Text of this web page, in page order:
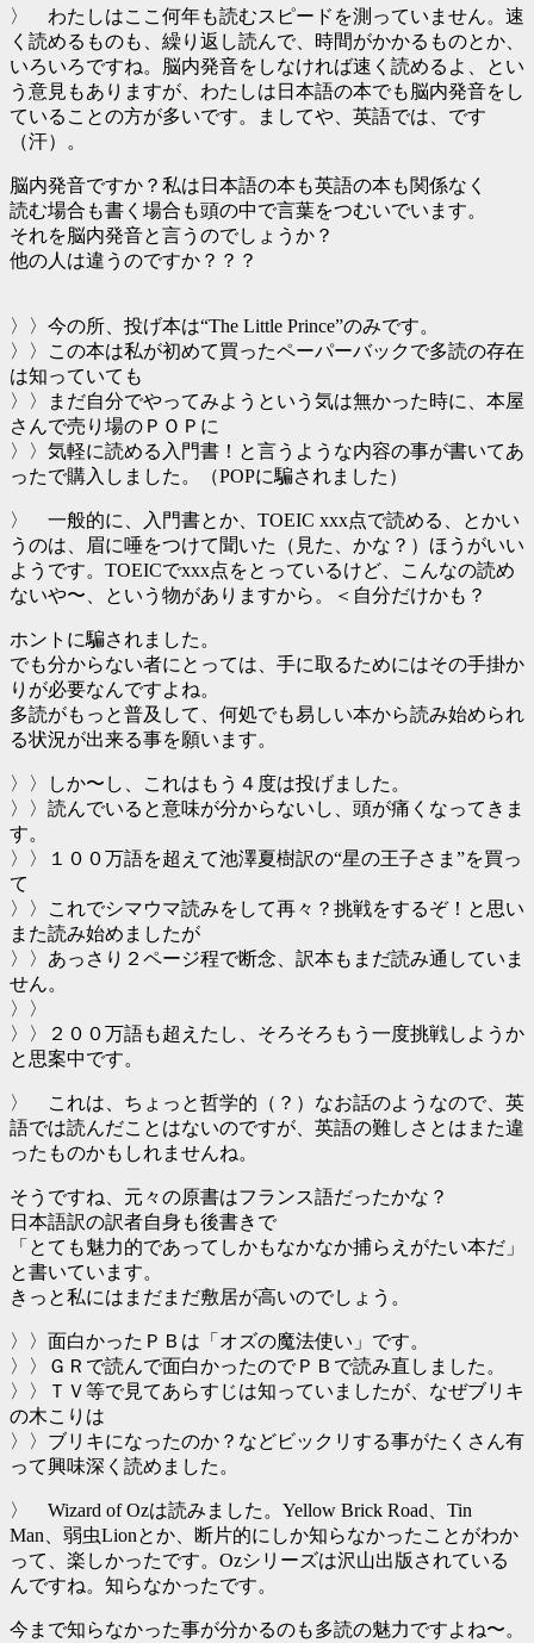
〉 わたしはここ何年も読むスピードを測っていません。速
く読めるものも、繰り返し読んで、時間がかかるものとか、
いろいろですね。脳内発音をしなければ速く読めるよ、とい
う意見もありますが、わたしは日本語の本でも脳内発音をし
ていることの方が多いです。ましてや、英語では、です
（汗）。
脳内発音ですか？私は日本語の本も英語の本も関係なく
読む場合も書く場合も頭の中で言葉をつむいでいます。
それを脳内発音と言うのでしょうか？
他の人は違うのですか？？？
〉〉今の所、投げ本は“The Little Prince”のみです。
〉〉この本は私が初めて買ったペーパーバックで多読の存在
は知っていても
〉〉まだ自分でやってみようという気は無かった時に、本屋
さんで売り場のＰＯＰに
〉〉気軽に読める入門書！と言うような内容の事が書いてあ
ったで購入しました。（POPに騙されました）
〉 一般的に、入門書とか、TOEIC xxx点で読める、とかい
うのは、眉に唾をつけて聞いた（見た、かな？）ほうがいい
ようです。TOEICでxxx点をとっているけど、こんなの読め
ないや〜、という物がありますから。＜自分だけかも？
ホントに騙されました。
でも分からない者にとっては、手に取るためにはその手掛か
りが必要なんですよね。
多読がもっと普及して、何処でも易しい本から読み始められ
る状況が出来る事を願います。
〉〉しか〜し、これはもう４度は投げました。
〉〉読んでいると意味が分からないし、頭が痛くなってきま
す。
〉〉１００万語を超えて池澤夏樹訳の“星の王子さま”を買っ
て
〉〉これでシマウマ読みをして再々？挑戦をするぞ！と思い
また読み始めましたが
〉〉あっさり２ページ程で断念、訳本もまだ読み通していま
せん。
〉〉
〉〉２００万語も超えたし、そろそろもう一度挑戦しようか
と思案中です。
〉 これは、ちょっと哲学的（？）なお話のようなので、英
語では読んだことはないのですが、英語の難しさとはまた違
ったものかもしれませんね。
そうですね、元々の原書はフランス語だったかな？
日本語訳の訳者自身も後書きで
「とても魅力的であってしかもなかなか捕らえがたい本だ」
と書いています。
きっと私にはまだまだ敷居が高いのでしょう。
〉〉面白かったＰＢは「オズの魔法使い」です。
〉〉ＧＲで読んで面白かったのでＰＢで読み直しました。
〉〉ＴＶ等で見てあらすじは知っていましたが、なぜブリキ
の木こりは
〉〉ブリキになったのか？などビックリする事がたくさん有
って興味深く読めました。
〉 Wizard of Ozは読みました。Yellow Brick Road、Tin
Man、弱虫Lionとか、断片的にしか知らなかったことがわか
って、楽しかったです。Ozシリーズは沢山出版されている
んですね。知らなかったです。
今まで知らなかった事が分かるのも多読の魅力ですよね〜。